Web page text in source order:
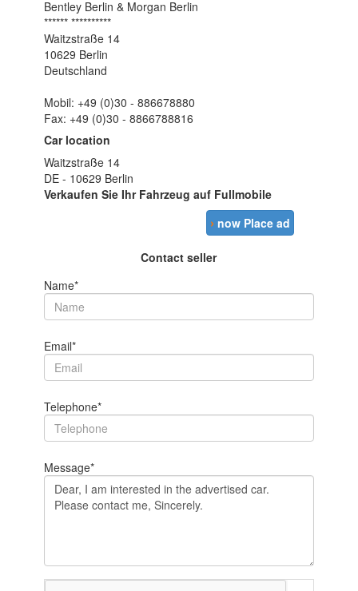
Bentley Berlin & Morgan Berlin
****** **********
Waitzstraße 14
10629 Berlin
Deutschland
Mobil: +49 (0)30 - 886678880
Fax: +49 (0)30 - 8866788816
Car location
Waitzstraße 14
DE - 10629 Berlin
Verkaufen Sie Ihr Fahrzeug auf Fullmobile
› now Place ad
Contact seller
Name*
Email*
Telephone*
Message*